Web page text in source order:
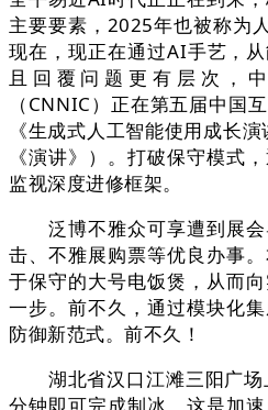
主要要素，2025年也被称为
现在，现正在通过AI手艺，
且回覆问题更有层次，
（CNNIC）正在第五届中国
《生成式人工智能使用成长
《演讲》）。打破保守模式
监视深度进修框架。
泛博不雅众可享遭到展会
击、不雅展购票等优良办事
于保守的大号电饭煲，从而
一步。前不久，通过模块化
防御新范式。前不久！
湖北省汉口江滩三阳广场